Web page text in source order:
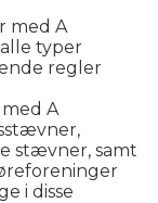
med A
typer
regler
A
stævner, samt
i disse